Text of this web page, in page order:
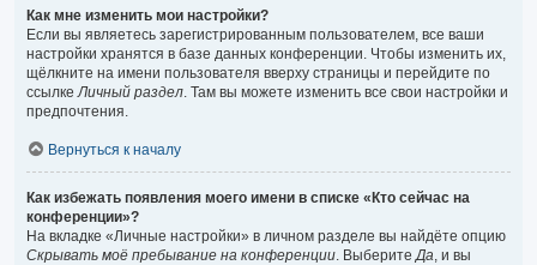
Как мне изменить мои настройки?
Если вы являетесь зарегистрированным пользователем, все ваши
настройки хранятся в базе данных конференции. Чтобы изменить их,
щёлкните на имени пользователя вверху страницы и перейдите по
ссылкеЛичный раздел. Там вы можете изменить все свои настройки и
предпочтения.
Вернуться к началу
Как избежать появления моего имени в списке «Кто сейчас на
конференции»?
На вкладке «Личные настройки» в личном разделе вы найдёте опцию
Скрывать моё пребывание на конференции. ВыберитеДа, и вы